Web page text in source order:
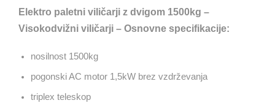
Elektro paletni viličarji z dvigom 1500kg –
Visokodvižni viličarji – Osnovne specifikacije:
nosilnost 1500kg
pogonski AC motor 1,5kW brez vzdrževanja
triplex teleskop